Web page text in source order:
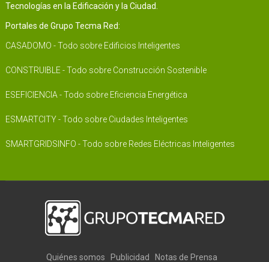
Tecnologías en la Edificación y la Ciudad.
Portales de Grupo Tecma Red:
CASADOMO - Todo sobre Edificios Inteligentes
CONSTRUIBLE - Todo sobre Construcción Sostenible
ESEFICIENCIA - Todo sobre Eficiencia Energética
ESMARTCITY - Todo sobre Ciudades Inteligentes
SMARTGRIDSINFO - Todo sobre Redes Eléctricas Inteligentes
Quiénes somos Publicidad Notas de Prensa